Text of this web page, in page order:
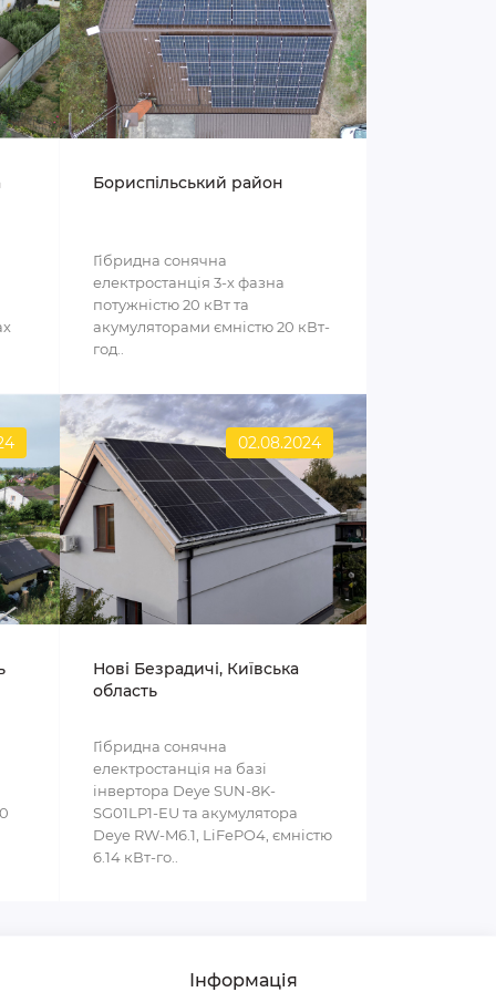
Бориспільський район
Гібридна сонячна
електростанція 3-х фазна
потужністю 20 кВт та
акумуляторами ємністю 20 кВт-
год..
02.08.2024
Нові Безрадичі, Київська
область
Гібридна сонячна
електростанція на базі
інвертора Deye SUN-8K-
SG01LP1-EU та акумулятора
Deye RW-M6.1, LiFePO4, ємністю
6.14 кВт-го..
Інформація